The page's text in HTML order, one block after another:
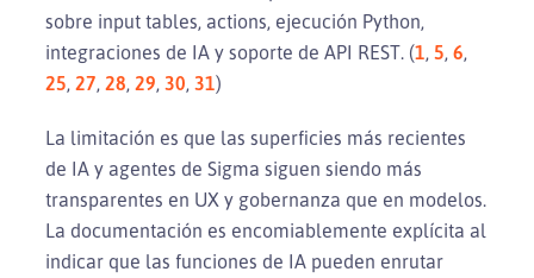
sobre input tables, actions, ejecución Python,
integraciones de IA y soporte de API REST. (1, 5, 6,
25, 27, 28, 29, 30, 31)
La limitación es que las superficies más recientes
de IA y agentes de Sigma siguen siendo más
transparentes en UX y gobernanza que en modelos.
La documentación es encomiablemente explícita al
indicar que las funciones de IA pueden enrutar